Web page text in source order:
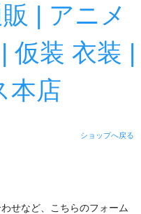
| アニメ
仮装 衣装 |
本店
ショップへ戻る
せなど、こちらのフォーム